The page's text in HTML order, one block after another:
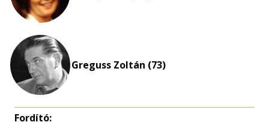
Greguss Zoltán (73)
Fordító: